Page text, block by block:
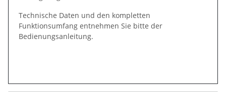
Technische Daten und den kompletten
Funktionsumfang entnehmen Sie bitte der
Bedienungsanleitung.